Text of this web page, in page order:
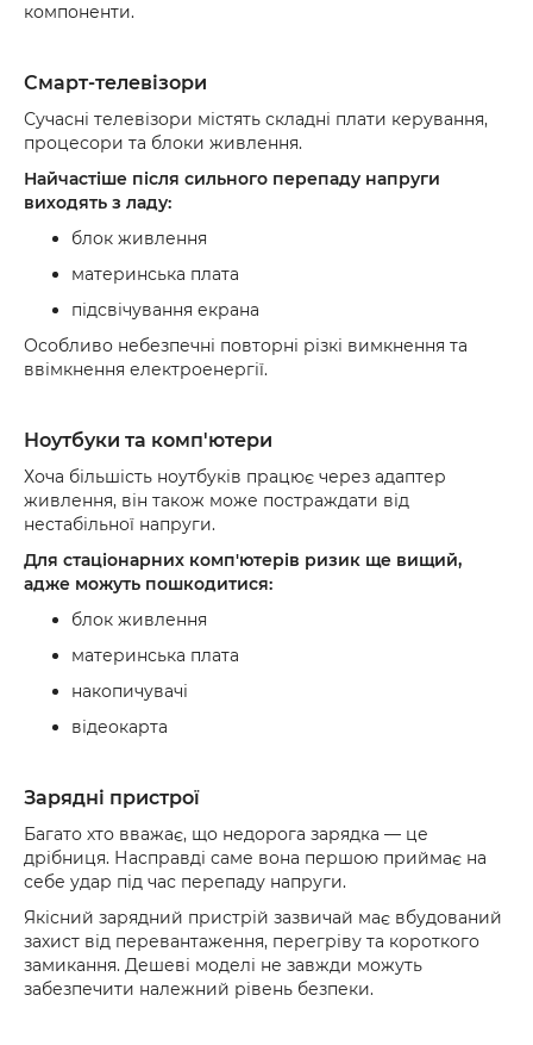
компоненти.
Смарт-телевізори
Сучасні телевізори містять складні плати керування,
процесори та блоки живлення.
Найчастіше після сильного перепаду напруги
виходять з ладу:
блок живлення
материнська плата
підсвічування екрана
Особливо небезпечні повторні різкі вимкнення та
ввімкнення електроенергії.
Ноутбуки та комп'ютери
Хоча більшість ноутбуків працює через адаптер
живлення, він також може постраждати від
нестабільної напруги.
Для стаціонарних комп'ютерів ризик ще вищий,
адже можуть пошкодитися:
блок живлення
материнська плата
накопичувачі
відеокарта
Зарядні пристрої
Багато хто вважає, що недорога зарядка — це
дрібниця. Насправді саме вона першою приймає на
себе удар під час перепаду напруги.
Якісний зарядний пристрій зазвичай має вбудований
захист від перевантаження, перегріву та короткого
замикання. Дешеві моделі не завжди можуть
забезпечити належний рівень безпеки.